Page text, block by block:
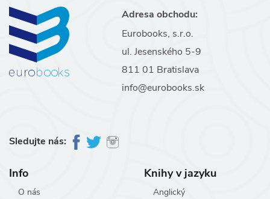
Adresa obchodu:
Eurobooks, s.r.o.
ul. Jesenského 5-9
811 01 Bratislava
info@eurobooks.sk
Sledujte nás:
Info
O nás
Knihy v jazyku
Anglický